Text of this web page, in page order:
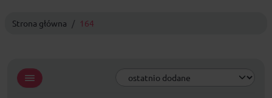
Strona główna 164